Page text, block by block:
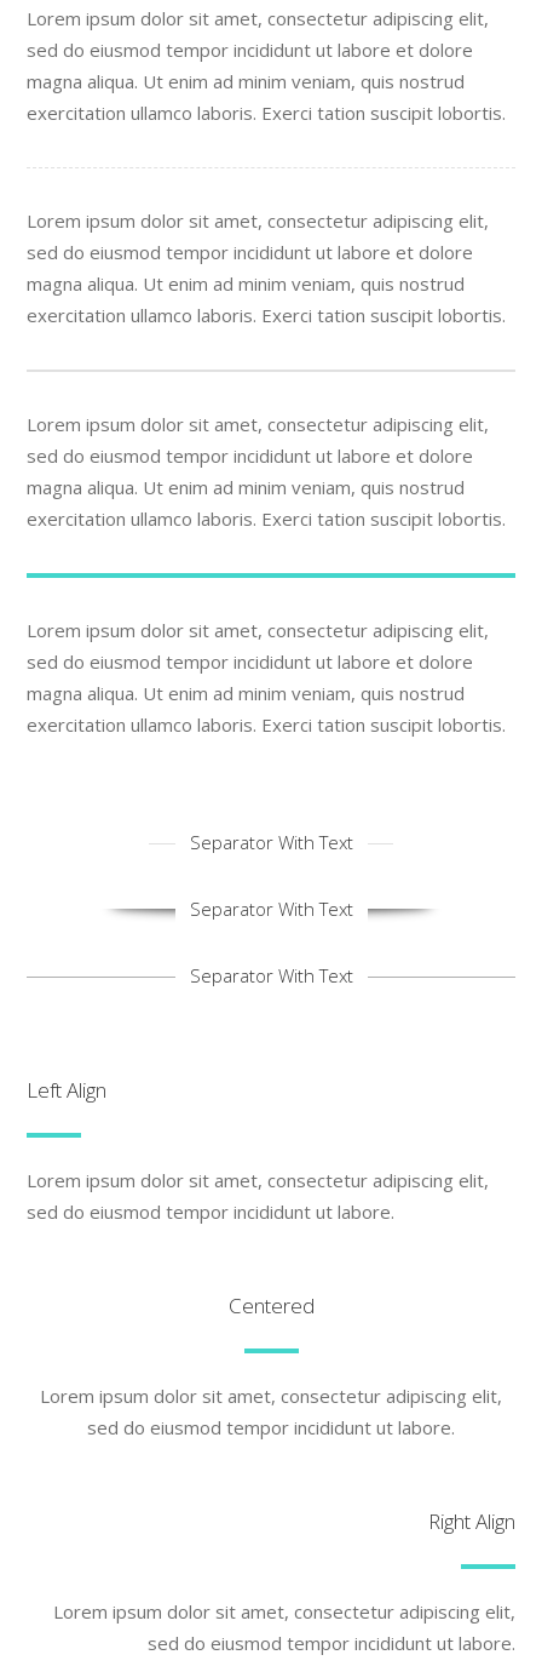
Lorem ipsum dolor sit amet, consectetur adipiscing elit,
sed do eiusmod tempor incididunt ut labore et dolore
magna aliqua. Ut enim ad minim veniam, quis nostrud
exercitation ullamco laboris. Exerci tation suscipit lobortis.
Lorem ipsum dolor sit amet, consectetur adipiscing elit,
sed do eiusmod tempor incididunt ut labore et dolore
magna aliqua. Ut enim ad minim veniam, quis nostrud
exercitation ullamco laboris. Exerci tation suscipit lobortis.
Lorem ipsum dolor sit amet, consectetur adipiscing elit,
sed do eiusmod tempor incididunt ut labore et dolore
magna aliqua. Ut enim ad minim veniam, quis nostrud
exercitation ullamco laboris. Exerci tation suscipit lobortis.
Lorem ipsum dolor sit amet, consectetur adipiscing elit,
sed do eiusmod tempor incididunt ut labore et dolore
magna aliqua. Ut enim ad minim veniam, quis nostrud
exercitation ullamco laboris. Exerci tation suscipit lobortis.
Separator With Text
Separator With Text
Separator With Text
Left Align
Lorem ipsum dolor sit amet, consectetur adipiscing elit,
sed do eiusmod tempor incididunt ut labore.
Centered
Lorem ipsum dolor sit amet, consectetur adipiscing elit,
sed do eiusmod tempor incididunt ut labore.
Right Align
Lorem ipsum dolor sit amet, consectetur adipiscing elit,
sed do eiusmod tempor incididunt ut labore.